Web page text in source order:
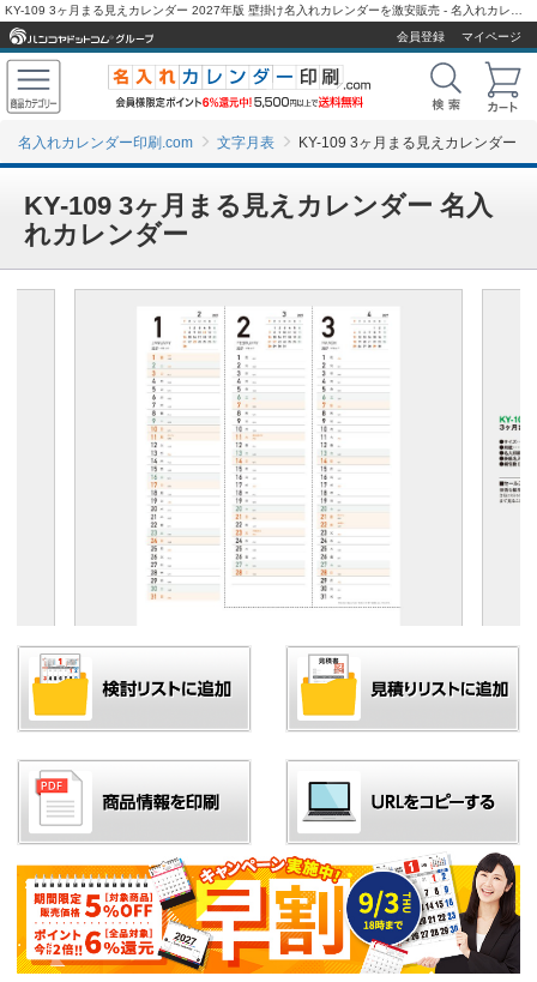
会員登録
マイページ
名入れカレンダー印刷.com 文字月表 KY-109 3ヶ月まる見えカレンダー
KY-109 3ヶ月まる見えカレンダー 名入
れカレンダー